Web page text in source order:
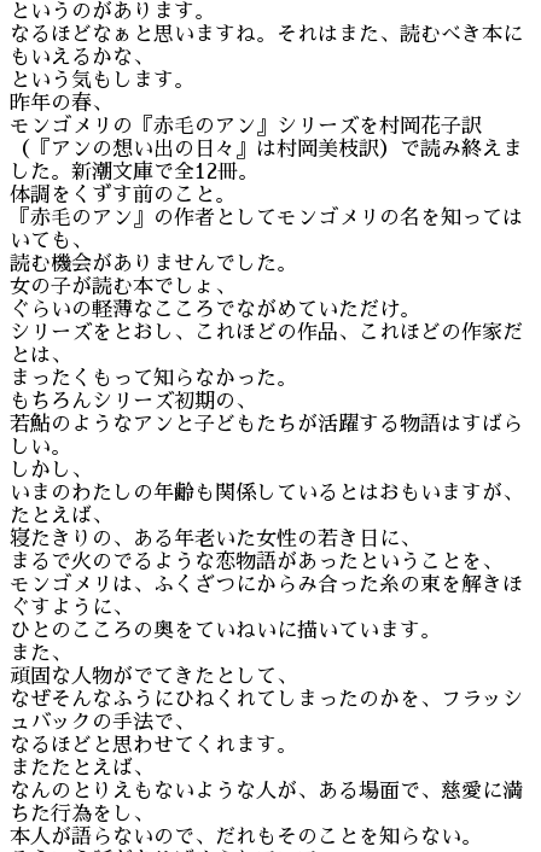
というのがあります。
なるほどなぁと思いますね。それはまた、読むべき本に
もいえるかな、
という気もします。
昨年の春、
モンゴメリの『赤毛のアン』シリーズを村岡花子訳
（『アンの想い出の日々』は村岡美枝訳）で読み終えま
した。新潮文庫で全12冊。
体調をくずす前のこと。
『赤毛のアン』の作者としてモンゴメリの名を知っては
いても、
読む機会がありませんでした。
女の子が読む本でしょ、
ぐらいの軽薄なこころでながめていただけ。
シリーズをとおし、これほどの作品、これほどの作家だ
とは、
まったくもって知らなかった。
もちろんシリーズ初期の、
若鮎のようなアンと子どもたちが活躍する物語はすばら
しい。
しかし、
いまのわたしの年齢も関係しているとはおもいますが、
たとえば、
寝たきりの、ある年老いた女性の若き日に、
まるで火のでるような恋物語があったということを、
モンゴメリは、ふくざつにからみ合った糸の束を解きほ
ぐすように、
ひとのこころの奥をていねいに描いています。
また、
頑固な人物がでてきたとして、
なぜそんなふうにひねくれてしまったのかを、フラッシ
ュバックの手法で、
なるほどと思わせてくれます。
またたとえば、
なんのとりえもないような人が、ある場面で、慈愛に満
ちた行為をし、
本人が語らないので、だれもそのことを知らない。